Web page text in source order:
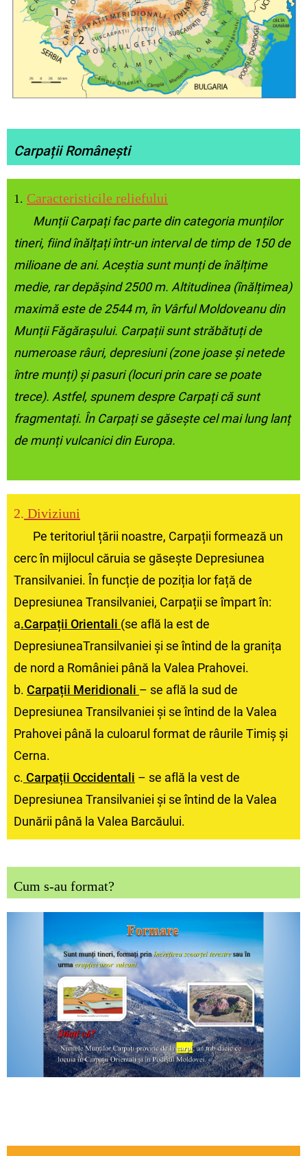
Carpații Românești
1. Caracteristicile reliefului
Munții Carpați fac parte din categoria munților
tineri, fiind înălțați într-un interval de timp de 150 de
milioane de ani. Aceștia sunt munți de înălțime
medie, rar depășind 2500 m. Altitudinea (înălțimea)
maximă este de 2544 m, în Vârful Moldoveanu din
Munții Făgărașului. Carpații sunt străbătuți de
numeroase râuri, depresiuni (zone joase și netede
între munți) și pasuri (locuri prin care se poate
trece). Astfel, spunem despre Carpați că sunt
fragmentați. În Carpați se găsește cel mai lung lanț
de munți vulcanici din Europa.
2. Diviziuni
Pe teritoriul țării noastre, Carpații formează un
cerc în mijlocul căruia se găsește Depresiunea
Transilvaniei. În funcție de poziția lor față de
Depresiunea Transilvaniei, Carpații se împart în:
a.Carpații Orientali (se află la est de
DepresiuneaTransilvaniei și se întind de la granița
de nord a României până la Valea Prahovei.
b. Carpații Meridionali – se află la sud de
Depresiunea Transilvaniei și se întind de la Valea
Prahovei până la culoarul format de râurile Timiș și
Cerna.
c. Carpații Occidentali – se află la vest de
Depresiunea Transilvaniei și se întind de la Valea
Dunării până la Valea Barcăului.
Cum s-au format?